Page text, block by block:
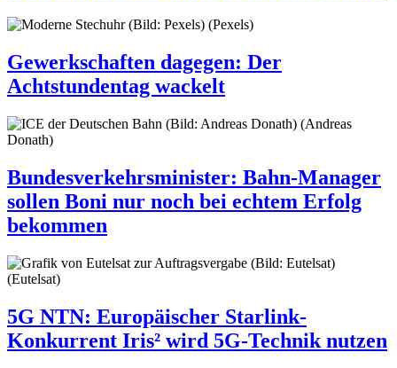
Gewerkschaften dagegen: Der
Achtstundentag wackelt
Bundesverkehrsminister: Bahn-Manager
sollen Boni nur noch bei echtem Erfolg
bekommen
5G NTN: Europäischer Starlink-
Konkurrent Iris² wird 5G-Technik nutzen